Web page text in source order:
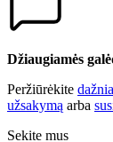
Džiaugiamės
Peržiūrėkite
užsakymą arba
Sekite mus